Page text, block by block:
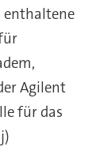
enthaltene
Agilent
für das